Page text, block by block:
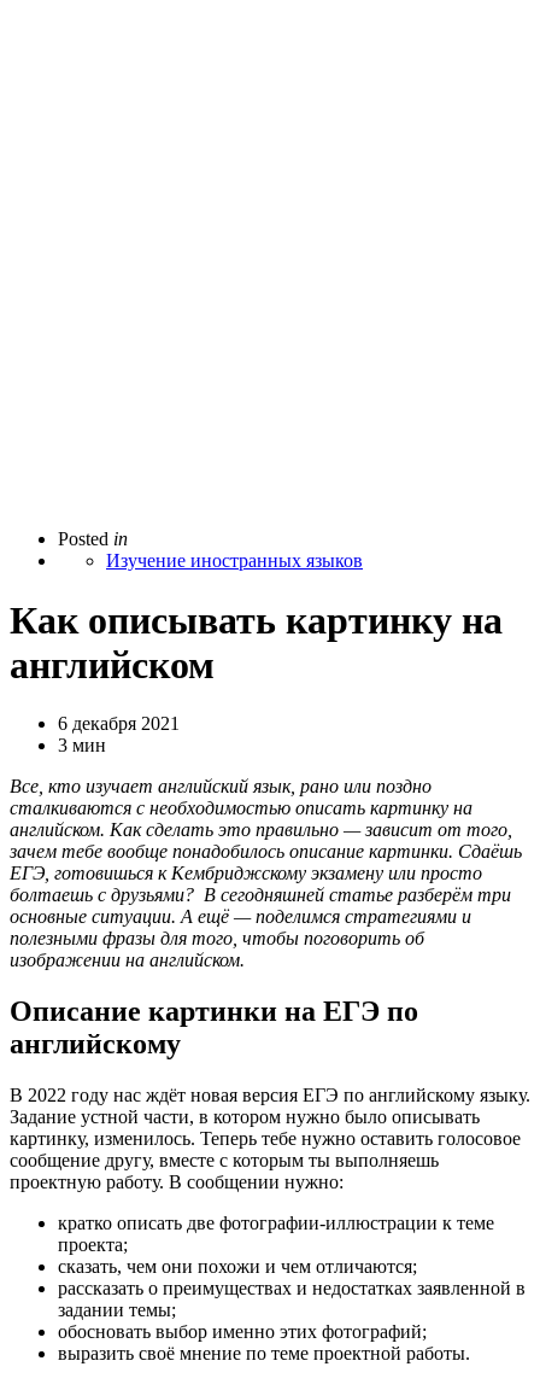
Posted in
Изучение иностранных языков
Как описывать картинку на
английском
6 декабря 2021
3 мин
Все, кто изучает английский язык, рано или поздно
сталкиваются с необходимостью описать картинку на
английском. Как сделать это правильно — зависит от того,
зачем тебе вообще понадобилось описание картинки. Сдаёшь
ЕГЭ, готовишься к Кембриджскому экзамену или просто
болтаешь с друзьями? В сегодняшней статье разберём три
основные ситуации. А ещё — поделимся стратегиями и
полезными фразы для того, чтобы поговорить об
изображении на английском.
Описание картинки на ЕГЭ по
английскому
В 2022 году нас ждёт новая версия ЕГЭ по английскому языку.
Задание устной части, в котором нужно было описывать
картинку, изменилось. Теперь тебе нужно оставить голосовое
сообщение другу, вместе с которым ты выполняешь
проектную работу. В сообщении нужно:
кратко описать две фотографии-иллюстрации к теме
проекта;
сказать, чем они похожи и чем отличаются;
рассказать о преимуществах и недостатках заявленной в
задании темы;
обосновать выбор именно этих фотографий;
выразить своё мнение по теме проектной работы.